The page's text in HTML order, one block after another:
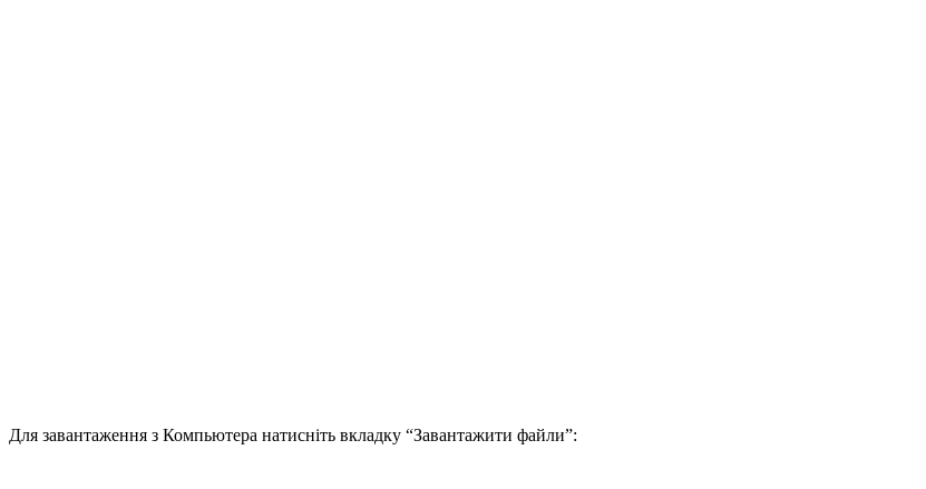
Для завантаження з Компьютера натисніть вкладку “Завантажити файли”: